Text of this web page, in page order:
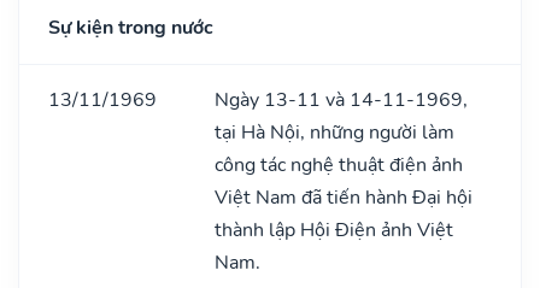
Sự kiện trong nước
13/11/1969
Ngày 13-11 và 14-11-1969,
tại Hà Nội, những người làm
công tác nghệ thuật điện ảnh
Việt Nam đã tiến hành Đại hội
thành lập Hội Điện ảnh Việt
Nam.